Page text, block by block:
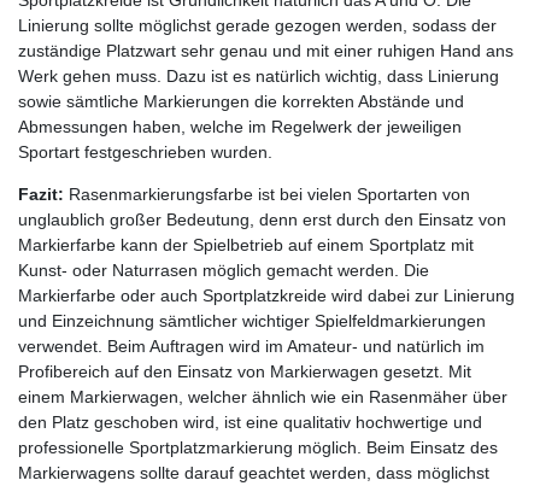
Linierung sollte möglichst gerade gezogen werden, sodass der
zuständige Platzwart sehr genau und mit einer ruhigen Hand ans
Werk gehen muss. Dazu ist es natürlich wichtig, dass Linierung
sowie sämtliche Markierungen die korrekten Abstände und
Abmessungen haben, welche im Regelwerk der jeweiligen
Sportart festgeschrieben wurden.
Fazit: Rasenmarkierungsfarbe ist bei vielen Sportarten von
unglaublich großer Bedeutung, denn erst durch den Einsatz von
Markierfarbe kann der Spielbetrieb auf einem Sportplatz mit
Kunst- oder Naturrasen möglich gemacht werden. Die
Markierfarbe oder auch Sportplatzkreide wird dabei zur Linierung
und Einzeichnung sämtlicher wichtiger Spielfeldmarkierungen
verwendet. Beim Auftragen wird im Amateur- und natürlich im
Profibereich auf den Einsatz von Markierwagen gesetzt. Mit
einem Markierwagen, welcher ähnlich wie ein Rasenmäher über
den Platz geschoben wird, ist eine qualitativ hochwertige und
professionelle Sportplatzmarkierung möglich. Beim Einsatz des
Markierwagens sollte darauf geachtet werden, dass möglichst